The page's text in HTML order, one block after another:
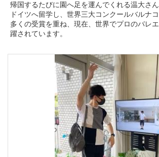
帰国するたびに園へ足を運んでくれる温大さ
ドイツへ留学し、世界三大コンクールバルナ
多くの受賞を重ね、現在、世界でプロのバレ
躍されています。